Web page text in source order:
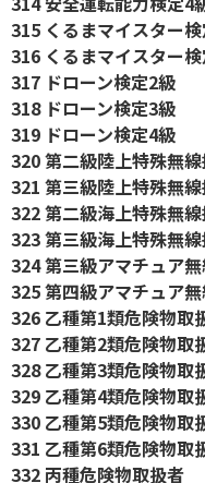
315 くるまマイスター
316 くるまマイスター
317 ドローン検定2級
318 ドローン検定3級
319 ドローン検定4級
320 第二級陸上特殊無
321 第三級陸上特殊無
322 第二級海上特殊無
323 第三級海上特殊無
324 第三級アマチュア
325 第四級アマチュア
326 乙種第1類危険物取
327 乙種第2類危険物取
328 乙種第3類危険物取
329 乙種第4類危険物取
330 乙種第5類危険物取
331 乙種第6類危険物取
332 丙種危険物取扱者